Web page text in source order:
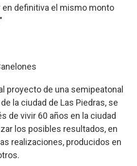
en definitiva el mismo monto
proyecto de una semipeatonal
la ciudad de Las Piedras, se
de vivir 60 años en la ciudad
los posibles resultados, en
realizaciones, producidos en